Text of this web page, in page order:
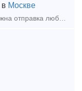
в Москве
Новые, фото-видео по запросу. Возможна отправка любой ТК в регионы.